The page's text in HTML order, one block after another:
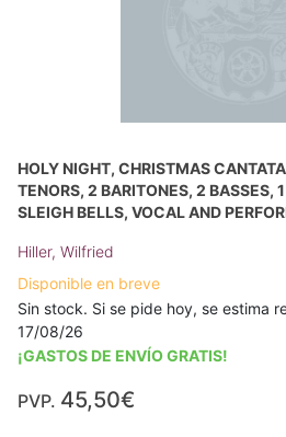
HOLY NIGHT, CHRISTMAS
TENORS, 2 BARITONES, 2 BASSES,
SLEIGH BELLS, VOCAL AND
Hiller, Wilfried
Disponible en breve
Sin stock. Si se pide hoy, se estima
17/08/26
¡GASTOS DE ENVÍO GRATIS!
PVP. 45,50€